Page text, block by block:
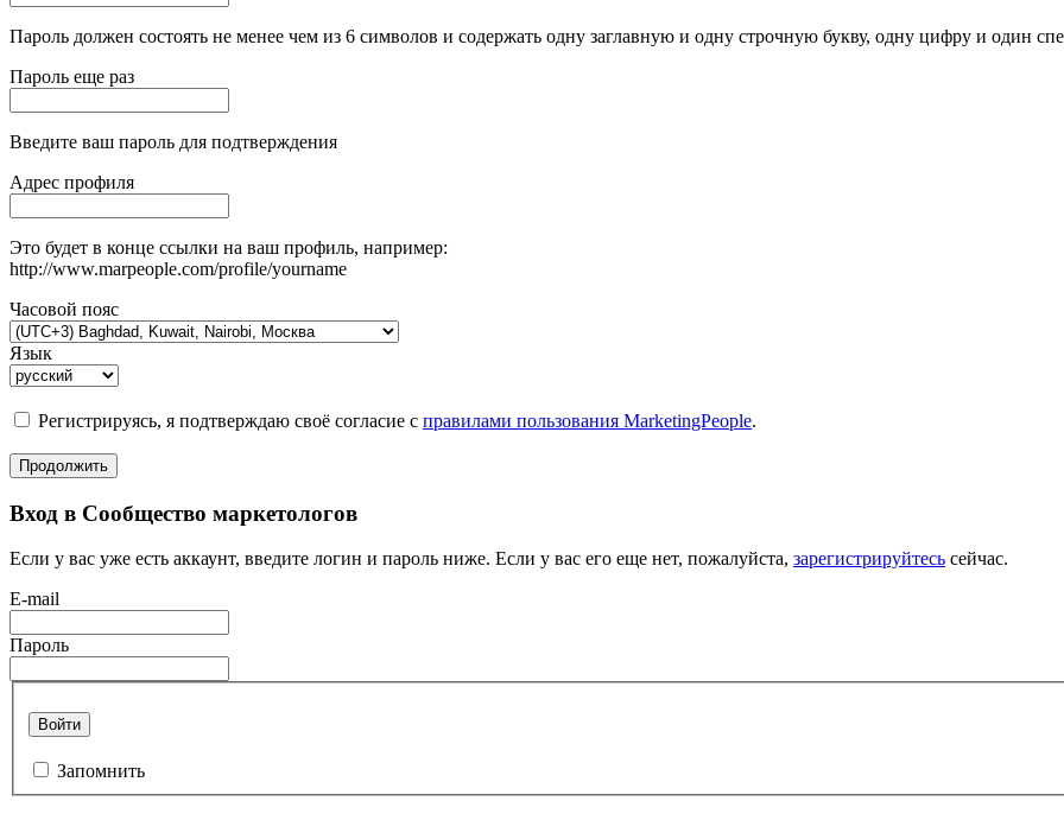
Пароль должен состоять не менее чем из 6 символов и содержать одну заглавную и одну строчную букву, одну цифру и один
Пароль еще раз
Введите ваш пароль для подтверждения
Адрес профиля
Это будет в конце ссылки на ваш профиль, например:
http://www.marpeople.com/profile/yourname
Часовой пояс
Язык
Регистрируясь, я подтверждаю своё согласие с правилами пользования MarketingPeople.
Продолжить
Вход в Сообщество маркетологов
Если у вас уже есть аккаунт, введите логин и пароль ниже. Если у вас его еще нет, пожалуйста, зарегистрируйтесь сейчас.
E-mail
Пароль
Войти
Запомнить